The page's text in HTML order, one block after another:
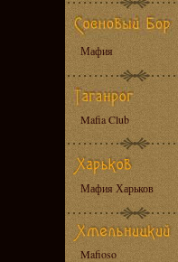
Мафия
Mafia Club
Мафия Харьков
Mafioso